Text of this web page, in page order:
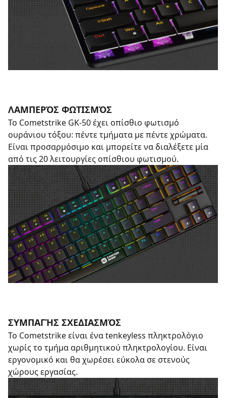
ΛΑΜΠΕΡΌΣ ΦΩΤΙΣΜΌΣ
Το Cometstrike GK-50 έχει οπίσθιο φωτισμό
ουράνιου τόξου: πέντε τμήματα με πέντε χρώματα.
Είναι προσαρμόσιμο και μπορείτε να διαλέξετε μία
από τις 20 λειτουργίες οπίσθιου φωτισμού.
ΣΥΜΠΑΓΉΣ ΣΧΕΔΙΑΣΜΌΣ
Το Cometstrike είναι ένα tenkeyless πληκτρολόγιο
χωρίς το τμήμα αριθμητικού πληκτρολογίου. Είναι
εργονομικό και θα χωρέσει εύκολα σε στενούς
χώρους εργασίας.